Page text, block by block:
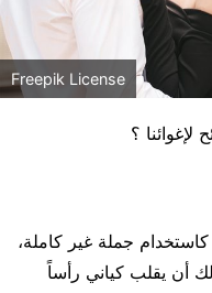
Freepik License
؟
جملة غير كاملة،
أن يقلب كياني رأساً